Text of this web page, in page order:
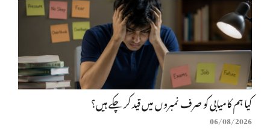
کیا ہم کامیابی کو صرف نمبروں میں قید کر چکے ہیں؟
06/08/2026